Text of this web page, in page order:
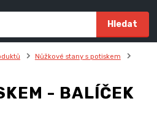
Hledat
Nůžkové stany s potiskem
- BALÍČEK